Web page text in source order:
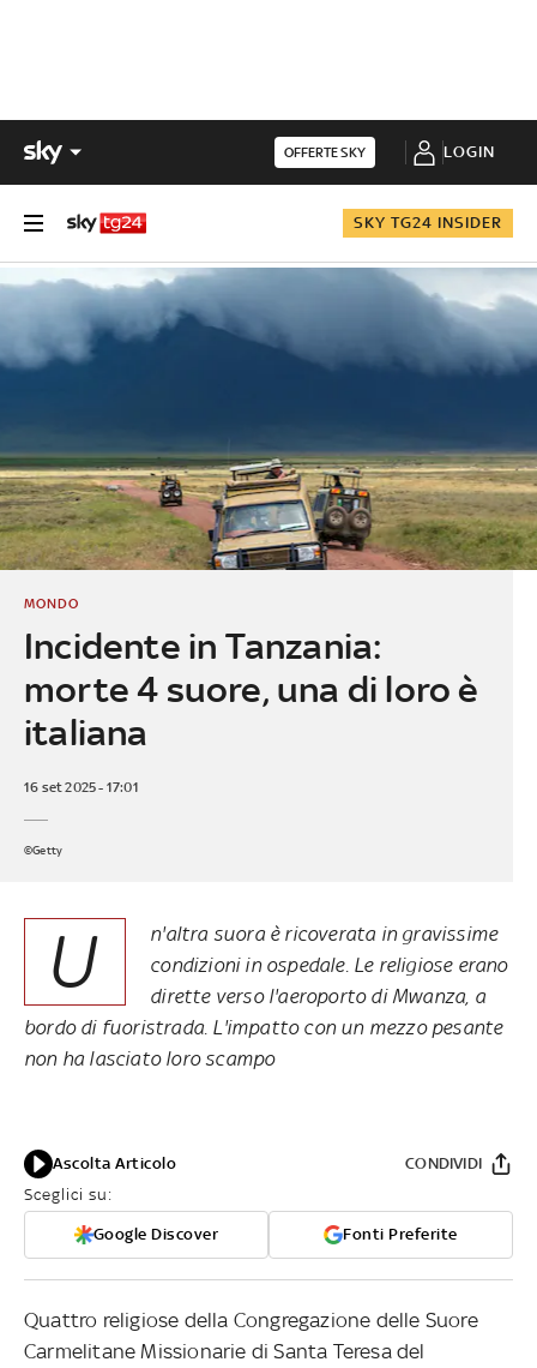
OFFERTE SKY LOGIN
SKY TG24 INSIDER
Incidente in Tanzania:
morte 4 suore, una di loro è
italiana
MONDO
16 set 2025 - 17:01
©Getty
U
n'altra suora è ricoverata in gravissime
condizioni in ospedale. Le religiose erano
dirette verso l'aeroporto di Mwanza, a
bordo di fuoristrada. L'impatto con un mezzo pesante
non ha lasciato loro scampo
Ascolta Articolo
Sceglici su:
Google Discover Fonti Preferite
CONDIVIDI
Quattro religiose della Congregazione delle Suore
Carmelitane Missionarie di Santa Teresa del